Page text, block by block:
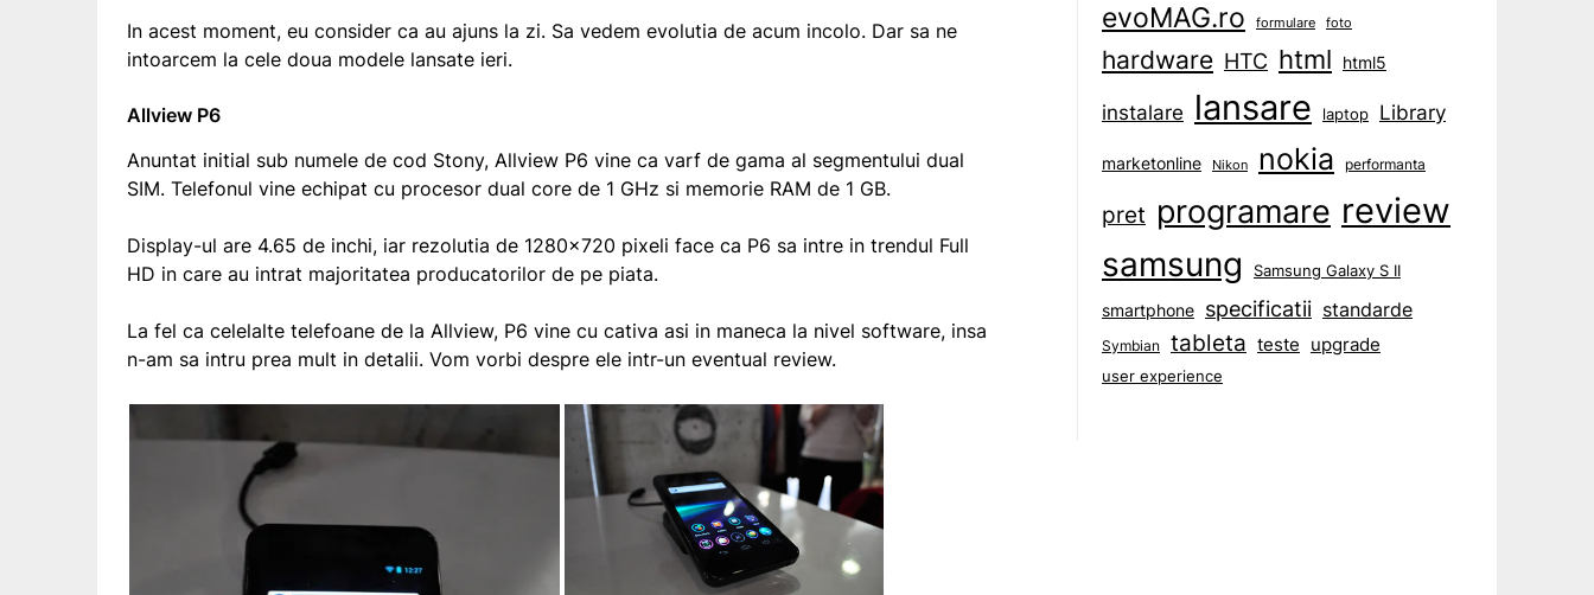
In acest moment, eu consider ca au ajuns la zi. Sa vedem evolutia de acum incolo. Dar sa ne
intoarcem la cele doua modele lansate ieri.
Allview P6
Anuntat initial sub numele de cod Stony, Allview P6 vine ca varf de gama al segmentului dual
SIM. Telefonul vine echipat cu procesor dual core de 1 GHz si memorie RAM de 1 GB.
Display-ul are 4.65 de inchi, iar rezolutia de 1280×720 pixeli face ca P6 sa intre in trendul Full
HD in care au intrat majoritatea producatorilor de pe piata.
La fel ca celelalte telefoane de la Allview, P6 vine cu cativa asi in maneca la nivel software, insa
n-am sa intru prea mult in detalii. Vom vorbi despre ele intr-un eventual review.
evoMAG.ro formulare foto
hardware HTC html html5
instalare lansare laptop Library
marketonline Nikon nokia performanta
pret programare review
samsung Samsung Galaxy S II
smartphone specificatii standarde
Symbian tableta teste upgrade
user experience